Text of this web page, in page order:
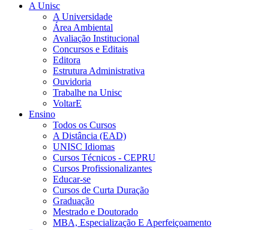
A Unisc
A Universidade
Área Ambiental
Avaliação Institucional
Concursos e Editais
Editora
Estrutura Administrativa
Ouvidoria
Trabalhe na Unisc
VoltarE
Ensino
Todos os Cursos
A Distância (EAD)
UNISC Idiomas
Cursos Técnicos - CEPRU
Cursos Profissionalizantes
Educar-se
Cursos de Curta Duração
Graduação
Mestrado e Doutorado
MBA, Especialização E Aperfeiçoamento